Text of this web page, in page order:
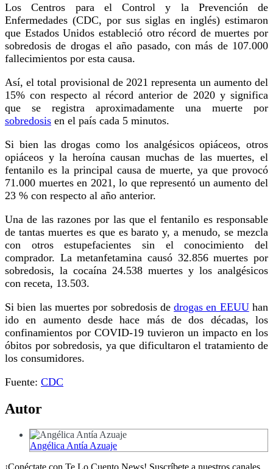
Los Centros para el Control y la Prevención de
Enfermedades (CDC, por sus siglas en inglés) estimaron
que Estados Unidos estableció otro récord de muertes por
sobredosis de drogas el año pasado, con más de 107.000
fallecimientos por esta causa.
Así, el total provisional de 2021 representa un aumento del
15% con respecto al récord anterior de 2020 y significa
que se registra aproximadamente una muerte por
sobredosis en el país cada 5 minutos.
Si bien las drogas como los analgésicos opiáceos, otros
opiáceos y la heroína causan muchas de las muertes, el
fentanilo es la principal causa de muerte, ya que provocó
71.000 muertes en 2021, lo que representó un aumento del
23 % con respecto al año anterior.
Una de las razones por las que el fentanilo es responsable
de tantas muertes es que es barato y, a menudo, se mezcla
con otros estupefacientes sin el conocimiento del
comprador. La metanfetamina causó 32.856 muertes por
sobredosis, la cocaína 24.538 muertes y los analgésicos
con receta, 13.503.
Si bien las muertes por sobredosis dedrogas en EEUUhan
ido en aumento desde hace más de dos décadas, los
confinamientos por COVID-19 tuvieron un impacto en los
óbitos por sobredosis, ya que dificultaron el tratamiento de
los consumidores.
Fuente: CDC
Autor
Angélica Antía Azuaje